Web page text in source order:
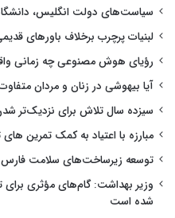
سیاست‌های دولت انگلیس،
لبنیات پرچرب برخلاف باورهای
رؤیای هوش مصنوعی چه زمانی
آیا بیهوشی در زنان و مردان
سیزده سال تلاش برای نزدیک‌تر
مبارزه با اعتیاد به کمک تمرین
توسعه زیرساخت‌های سلامت فارس با ۳ پروژه شتاب
وزیر بهداشت: گام‌های مؤثری برای
شده است